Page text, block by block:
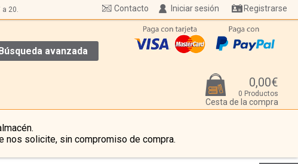
a 20. Iniciar sesión Registrarse
Contacto
Búsqueda avanzada
0,00€
0 Productos
Cesta de la compra
nos solicite, sin compromiso de compra.